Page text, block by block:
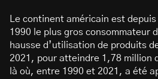
Le continent américain est
1990 le plus gros consommateur
hausse d’utilisation de produits
2021, pour atteindre 1,78 million
là où, entre 1990 et 2021, a été